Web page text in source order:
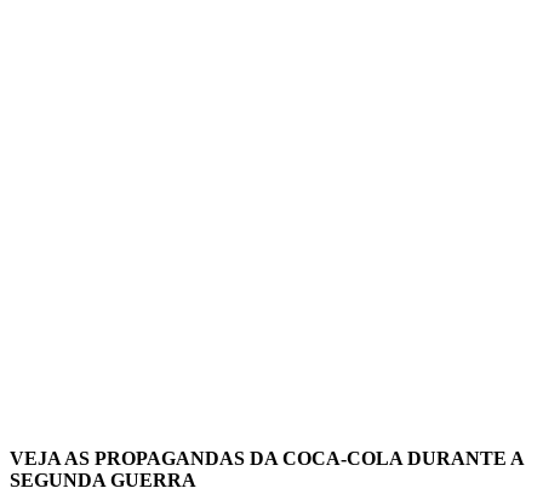
VEJA AS PROPAGANDAS DA COCA-COLA DURANTE A
SEGUNDA GUERRA